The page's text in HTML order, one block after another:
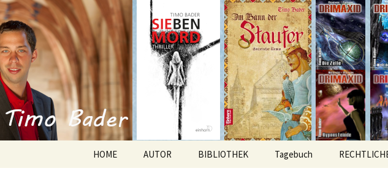
Timo Bader
Willkommen im Reich der Geschichten
HOME AUTOR BIBLIOTHEK Tagebuch